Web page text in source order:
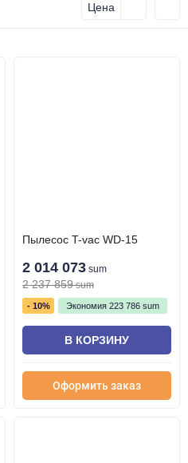
Цена
Пылесос T-vac WD-15
2 014 073 sum
2 237 859 sum
- 10% Экономия 223 786 sum
В КОРЗИНУ
Оформить заказ